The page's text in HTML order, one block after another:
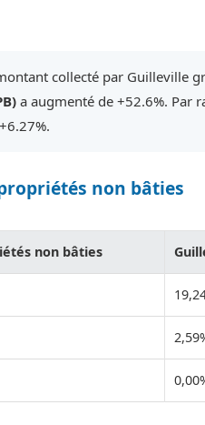
collecté par Guilleville
a augmenté de +52.6%. Par
non bâties
non bâties